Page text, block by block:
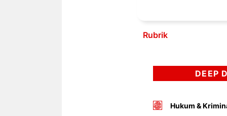
Rubrik
DEEP
Hukum &